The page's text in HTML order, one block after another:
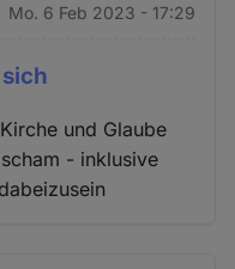
Mo. 6 Feb 2023 - 17:29
und Glaube
- inklusive